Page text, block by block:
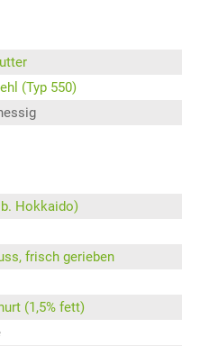
(Typ 550)
Hokkaido)
frisch gerieben
(1,5% fett)